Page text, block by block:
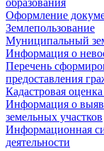
образования
Оформление
Землепользование
Муниципальный
Информация о
Перечень
предоставления
Кадастровая
Информация о
земельных участков
Информационная
деятельности